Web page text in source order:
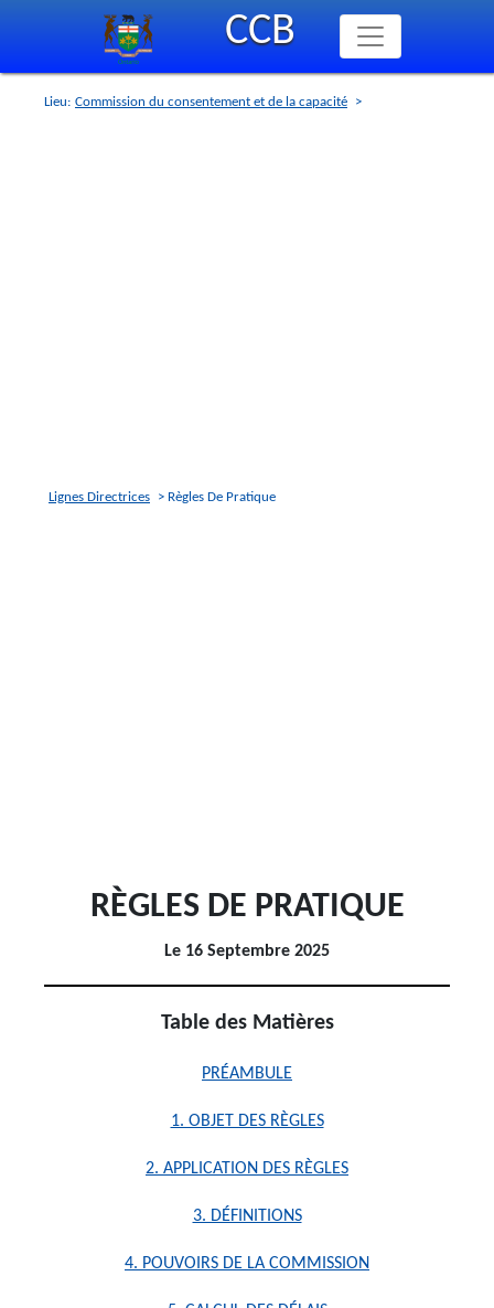
content
CCB
Lieu: Commission du consentement et de la capacité >
Lignes Directrices > Règles De Pratique
RÈGLES DE PRATIQUE
Le 16 Septembre 2025
Table des Matières
PRÉAMBULE
1. OBJET DES RÈGLES
2. APPLICATION DES RÈGLES
3. DÉFINITIONS
4. POUVOIRS DE LA COMMISSION